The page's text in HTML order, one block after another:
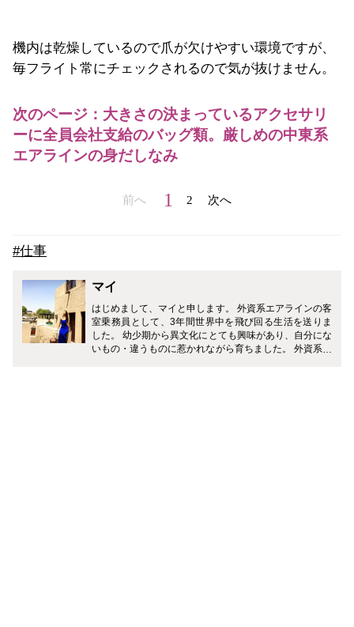
機内は乾燥しているので爪が欠けやすい環境ですが、
毎フライト常にチェックされるので気が抜けません。
次のページ：大きさの決まっているアクセサリ
ーに全員会社支給のバッグ類。厳しめの中東系
エアラインの身だしなみ
前へ 1 2 次へ
#仕事
マイ
はじめまして、マイと申します。 外資系エアラインの客
室乗務員として、3年間世界中を飛び回る生活を送りま
した。 幼少期から異文化にとても興味があり、自分にな
いもの・違うものに惹かれながら育ちました。 外資系エ